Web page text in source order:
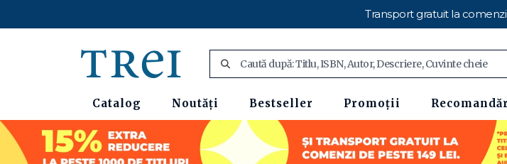
Transport gratuit la
Catalog Noutăți Bestseller Promoții